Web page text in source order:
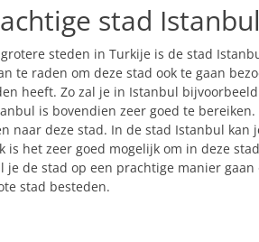
stad Istanbul
steden in Turkije is de stad
te raden om deze stad ook te gaan
heeft. Zo zal je in Istanbul
is bovendien zeer goed te
naar deze stad. In de stad Istanbul
is het zeer goed mogelijk om in deze
je de stad op een prachtige manier
stad besteden.